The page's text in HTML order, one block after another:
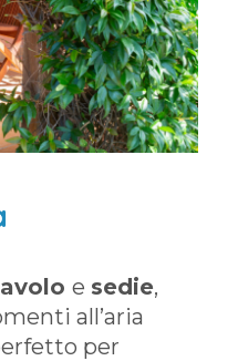
e sedie,
all’aria
per